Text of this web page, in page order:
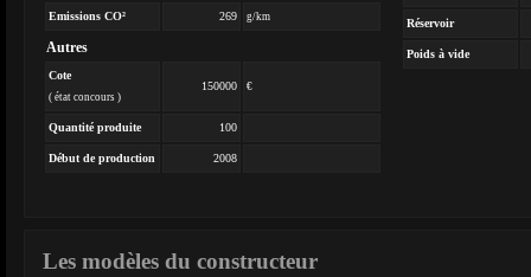
Emissions CO² 269 g/km
Autres
Cote
( état concours )
150000 €
Quantité produite 100
Début de production 2008
Réservoir
Poids à vide
Les modèles du constructeur